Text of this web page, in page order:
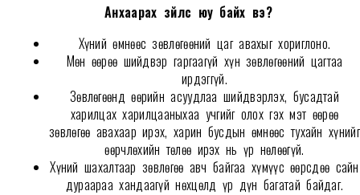
Анхаарах зүйлс юу байх вэ?
Хүний өмнөөс зөвлөгөөний цаг авахыг хориглоно.
Мөн өөрөө шийдвэр гаргаагүй хүн зөвлөгөөний цагтаа
ирдэггүй.
Зөвлөгөөнд өөрийн асуудлаа шийдвэрлэх, бусадтай
харилцах харилцааныхаа учгийг олох гэх мэт өөрөө
зөвлөгөө авахаар ирэх, харин бусдын өмнөөс тухайн хүнийг
өөрчлөхийн төлөө ирэх нь үр нөлөөгүй.
Хүний шахалтаар зөвлөгөө авч байгаа хүмүүс өөрсдөө сайн
дураараа хандаагүй нөхцөлд үр дүн багатай байдаг.